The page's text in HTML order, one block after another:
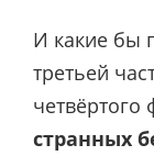
И какие бы
третьей
четвёртого
странных